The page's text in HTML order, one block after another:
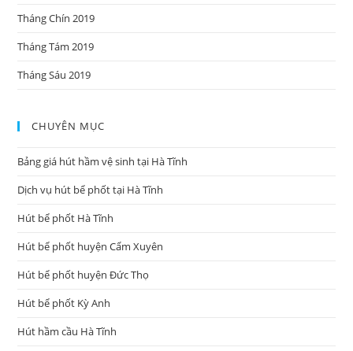
Tháng Chín 2019
Tháng Tám 2019
Tháng Sáu 2019
CHUYÊN MỤC
Bảng giá hút hầm vệ sinh tại Hà Tĩnh
Dịch vụ hút bể phốt tại Hà Tĩnh
Hút bể phốt Hà Tĩnh
Hút bể phốt huyện Cẩm Xuyên
Hút bể phốt huyện Đức Thọ
Hút bể phốt Kỳ Anh
Hút hầm cầu Hà Tĩnh